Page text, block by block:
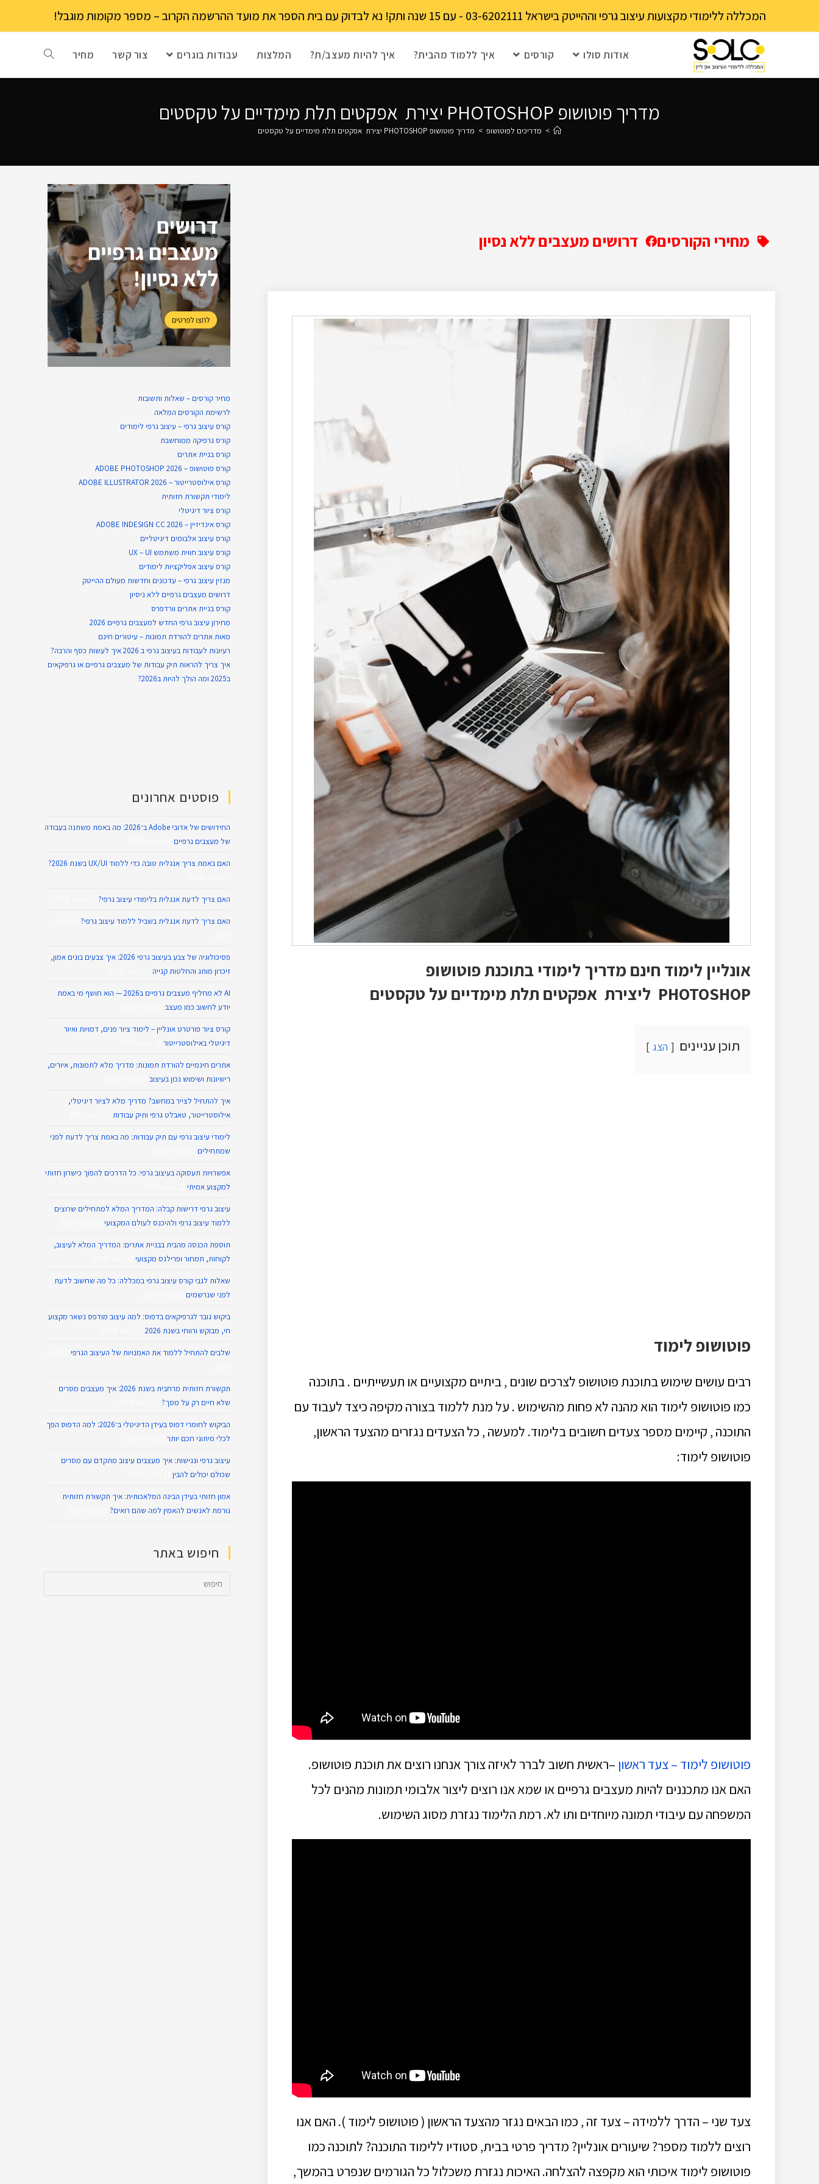
המכללה ללימודי מקצועות עיצוב גרפי וההייטק בישראל 03-6202111 - עם 15 שנה ותק! נא לבדוק עם בית הספר את מועד ההרשמה הקרוב – מספר מקומות מוגבל!
אודות סולו קורסים איך ללמוד מהבית? איך להיות מעצב/ת? המלצות עבודות בוגרים צור קשר מחיר
מדריך פוטושופ PHOTOSHOP יצירת אפקטים תלת מימדיים על טקסטים
> מדריכים לפוטושופ > מדריך פוטושופ PHOTOSHOP יצירת אפקטים תלת מימדיים על טקסטים
מחירי הקורסים דרושים מעצבים ללא נסיון
אונליין לימוד חינם מדריך לימודי בתוכנת פוטושופ
PHOTOSHOP ליצירת אפקטים תלת מימדיים על טקסטים
תוכן עניינים הצג
פוטושופ לימוד
רבים עושים שימוש בתוכנת פוטושופ לצרכים שונים , ביתיים מקצועיים או תעשייתיים . בתוכנה
כמו פוטושופ לימוד הוא מהנה לא פחות מהשימוש . על מנת ללמוד בצורה מקיפה כיצד לעבוד עם
התוכנה , קיימים מספר צעדים חשובים בלימוד. למעשה , כל הצעדים נגזרים מהצעד הראשון,
פוטושופ לימוד:
פוטושופ לימוד – צעד ראשון –ראשית חשוב לברר לאיזה צורך אנחנו רוצים את תוכנת פוטושופ.
האם אנו מתכננים להיות מעצבים גרפיים או שמא אנו רוצים ליצור אלבומי תמונות מהנים לכל
המשפחה עם עיבודי תמונה מיוחדים ותו לא. רמת הלימוד נגזרת מסוג השימוש.
צעד שני – הדרך ללמידה – צעד זה , כמו הבאים נגזר מהצעד הראשון ( פוטושופ לימוד ). האם אנו
רוצים ללמוד מספר? שיעורים אונליין? מדריך פרטי בבית, סטודיו ללימוד התוכנה? לתוכנה כמו
פוטושופ לימוד איכותי הוא מקפצה להצלחה. האיכות נגזרת משכלול כל הגורמים שנפרט בהמשך,
מחיר קורסים – שאלות ותשובות
לרשימת הקורסים המלאה
קורס עיצוב גרפי – עיצוב גרפי לימודים
קורס גרפיקה ממוחשבת
קורס בניית​ אתרים
קורס פוטושופ – ADOBE PHOTOSHOP 2026
קורס אילוסטרייטור – ADOBE ILLUSTRATOR 2026
לימודי תקשורת חזותית
קורס ציור דיגיטלי
קורס אינדיזיין – ADOBE INDESIGN CC 2026
קורס עיצוב אלבומים דיגיטליים
קורס עיצוב חווית משתמש UX – UI
קורס עיצוב אפליקציות לימודים
מגזין עיצוב גרפי – עדכונים וחדשות מעולם ההייטק
דרושים מעצבים גרפיים ללא ניסיון
קורס בניית אתרים וורדפרס
מחירון עיצוב גרפי החדש למעצבים גרפיים 2026
מאות אתרים להורדת תמונות – עיטורים חינם
רעיונות לעבודות בעיצוב גרפי ב 2026 איך לעשות כסף והרבה?
איך צריך להראות תיק עבודות של מעצבים גרפיים או גרפיקאים
ב2025 ומה הולך להיות ב2026?
פוסטים אחרונים
החידושים של אדובי Adobe ב־2026: מה באמת משתנה בעבודה
של מעצבים גרפיים
האם באמת צריך אנגלית טובה כדי ללמוד UX/UI בשנת 2026?
האם צריך לדעת אנגלית בלימודי עיצוב גרפי?
האם צריך לדעת אנגלית בשביל ללמוד עיצוב גרפי?
פסיכולוגיה של צבע בעיצוב גרפי 2026: איך צבעים בונים אמון,
זיכרון מותג והחלטות קנייה
AI לא מחליף מעצבים גרפיים ב2026 — הוא חושף מי באמת
יודע לחשוב כמו מעצב
קורס ציור פורטרט אונליין – לימוד ציור פנים, דמויות ואיור
דיגיטלי באילוסטרייטור
אתרים חינמיים להורדת תמונות: מדריך מלא לתמונות, איורים,
רישיונות ושימוש נכון בעיצוב
איך להתחיל לצייר במחשב? מדריך מלא לציור דיגיטלי,
אילוסטרייטור, טאבלט גרפי ותיק עבודות
לימודי עיצוב גרפי עם תיק עבודות: מה באמת צריך לדעת לפני
שמתחילים
אפשרויות תעסוקה בעיצוב גרפי: כל הדרכים להפוך כישרון חזותי
למקצוע אמיתי
עיצוב גרפי דרישות קבלה: המדריך המלא למתחילים שרוצים
ללמוד עיצוב גרפי ולהיכנס לעולם המקצועי
תוספת הכנסה מהבית בבניית אתרים: המדריך המלא לעיצוב,
לקוחות, תמחור ופרילנס מקצועי
שאלות לגבי קורס עיצוב גרפי במכללה: כל מה שחשוב לדעת
לפני שנרשמים
ביקוש גובר לגרפיקאים בדפוס: למה עיצוב מודפס נשאר מקצוע
חי, מבוקש ורווחי בשנת 2026
שלבים להתחיל ללמוד את האמנויות של העיצוב הגרפי
תקשורת חזותית מרחבית בשנת 2026: איך מעצבים מסרים
שלא חיים רק על מסך?
הביקוש לחומרי דפוס בעידן הדיגיטלי ב־2026: למה הדפוס הפך
לכלי מיתוגי חכם יותר
עיצוב גרפי ונגישות: איך מעצבים עיצוב מתקדם עם מסרים
שכולם יכולים להבין
אמון חזותי בעידן הבינה המלאכותית: איך תקשורת חזותית
גורמת לאנשים להאמין למה שהם רואים?
חיפוש באתר